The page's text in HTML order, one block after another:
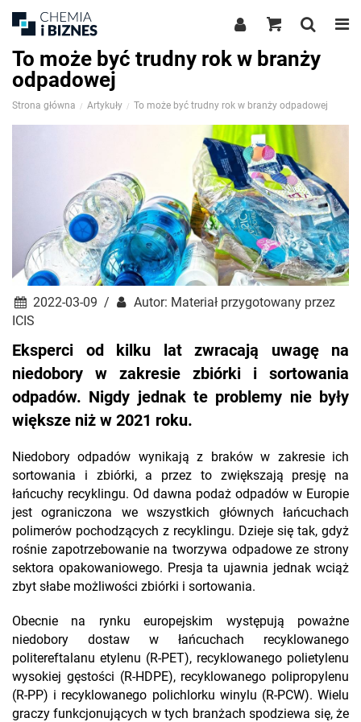
To może być trudny rok w branży
odpadowej
Strona główna Artykuły To może być trudny rok w branży odpadowej
2022-03-09 /
Autor: Materiał przygotowany przez
ICIS
Eksperci od kilku lat zwracają uwagę na
niedobory w zakresie zbiórki i sortowania
odpadów. Nigdy jednak te problemy nie były
większe niż w 2021 roku.
Niedobory odpadów wynikają z braków w zakresie ich
sortowania i zbiórki, a przez to zwiększają presję na
łańcuchy recyklingu. Od dawna podaż odpadów w Europie
jest ograniczona we wszystkich głównych łańcuchach
polimerów pochodzących z recyklingu. Dzieje się tak, gdyż
rośnie zapotrzebowanie na tworzywa odpadowe ze strony
sektora opakowaniowego. Presja ta ujawnia jednak wciąż
zbyt słabe możliwości zbiórki i sortowania.
Obecnie na rynku europejskim występują poważne
niedobory dostaw w łańcuchach recyklowanego
politereftalanu etylenu (R-PET), recyklowanego polietylenu
wysokiej gęstości (R-HDPE), recyklowanego polipropylenu
(R-PP) i recyklowanego polichlorku winylu (R-PCW). Wielu
graczy funkcjonujących w tych branżach spodziewa się, że